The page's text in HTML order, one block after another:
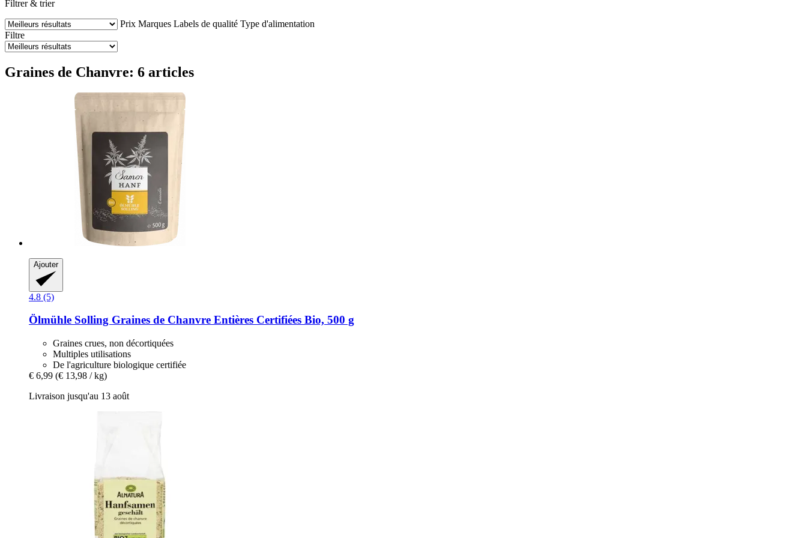
Filtrer & trier
Prix Marques Labels de qualité Type d'alimentation
Filtre
Graines de Chanvre: 6 articles
Ajouter
4.8 (5)
Ölmühle Solling Graines de Chanvre Entières Certifiées Bio, 500 g
Graines crues, non décortiquées
Multiples utilisations
De l'agriculture biologique certifiée
€ 6,99 (€ 13,98 / kg)
Livraison jusqu'au 13 août